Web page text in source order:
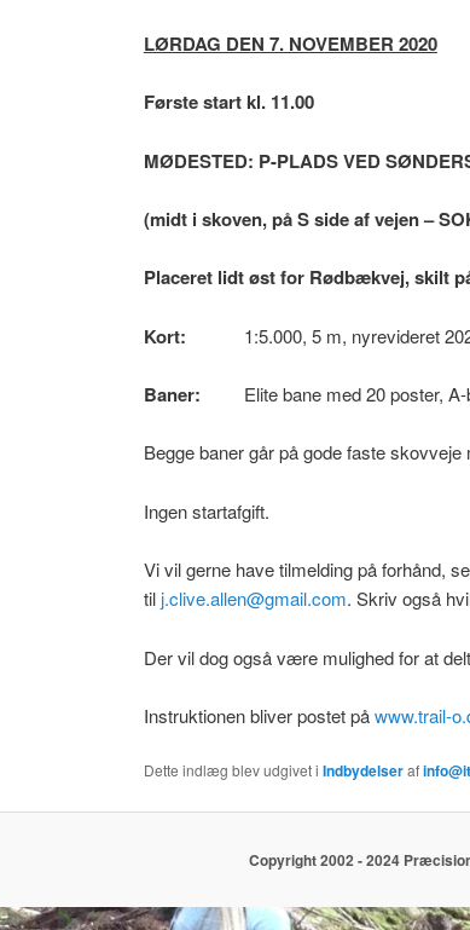
LØRDAG DEN 7. NOVEMBER 2020
Første start kl. 11.00
MØDESTED: P-PLADS VED
(midt i skoven, på S side af vejen –
Placeret lidt øst for Rødbækvej, skilt
Kort: 1:5.000, 5 m, nyrevideret
Baner: Elite bane med 20 poster, A-
Begge baner går på gode faste
Ingen startafgift.
Vi vil gerne have tilmelding på forhånd,
tilj.clive.allen@gmail.com. Skriv også
Der vil dog også være mulighed for at
Instruktionen bliver postet påwww.trail-
Dette indlæg blev udgivet i Indbydelseraf
Copyright 2002 - 2024